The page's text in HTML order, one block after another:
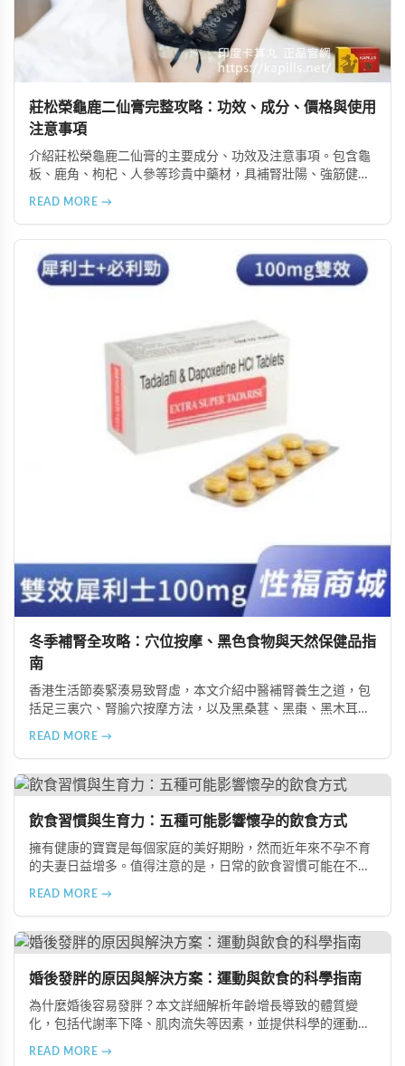
莊松榮龜鹿二仙膏完整攻略：功效、成分、價格與使用
注意事項
介紹莊松榮龜鹿二仙膏的主要成分、功效及注意事項。包含龜
板、鹿角、枸杞、人參等珍貴中藥材，具補腎壯陽、強筋健
READ MORE →
冬季補腎全攻略：穴位按摩、黑色食物與天然保健品指
南
香港生活節奏緊湊易致腎虛，本文介紹中醫補腎養生之道，包
括足三裏穴、腎腧穴按摩方法，以及黑桑葚、黑棗、黑木耳等
READ MORE →
飲食習慣與生育力：五種可能影響懷孕的飲食方式
擁有健康的寶寶是每個家庭的美好期盼，然而近年來不孕不育
的夫妻日益增多。值得注意的是，日常的飲食習慣可能在不知
擔，幫助準備懷孕的夫妻提升受孕機率。
READ MORE →
婚後發胖的原因與解決方案：運動與飲食的科學指南
為什麼婚後容易發胖？本文詳細解析年齡增長導致的體質變
化，包括代謝率下降、肌肉流失等因素，並提供科學的運動與
READ MORE →